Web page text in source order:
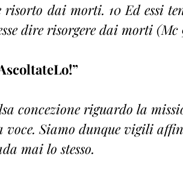
risorto dai morti. 10 Ed essi
dire risorgere dai morti (Mc
concezione riguardo la
voce. Siamo dunque vigili
mai lo stesso.